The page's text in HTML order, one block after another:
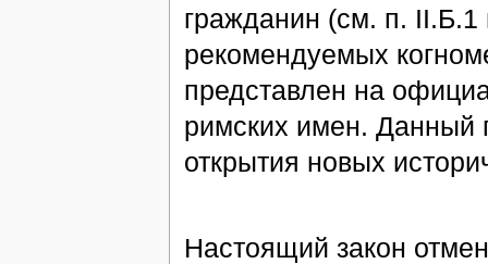
гражданин (см. п. II.Б.1
рекомендуемых
представлен на
римских имен. Данный
открытия новых
Настоящий закон